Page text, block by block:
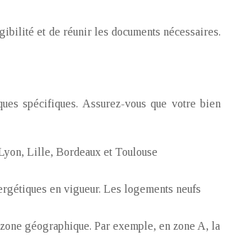
et de réunir les documents nécessaires.
spécifiques. Assurez-vous que votre bien
Lille, Bordeaux et Toulouse
en vigueur. Les logements neufs
géographique. Par exemple, en zone A, la